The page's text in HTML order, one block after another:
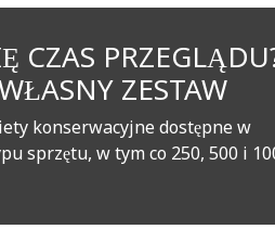
CZAS
ZESTAW
konserwacyjne dostępne w
sprzętu, w tym co 250, 500 i